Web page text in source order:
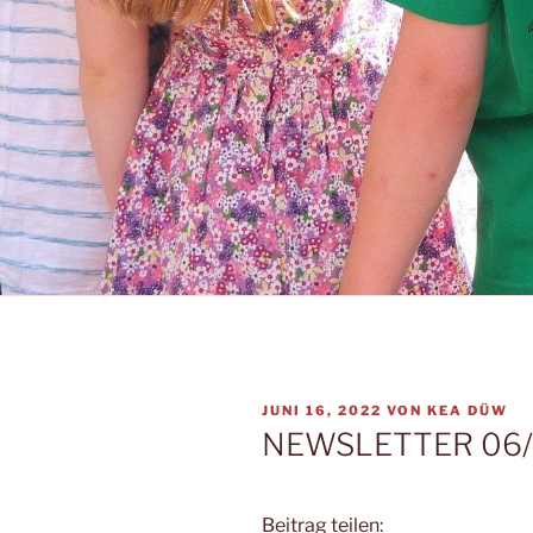
VERÖFFENTLICHT
AM
JUNI 16, 2022 VON KEA DÜW
NEWSLETTER
Beitrag teilen: